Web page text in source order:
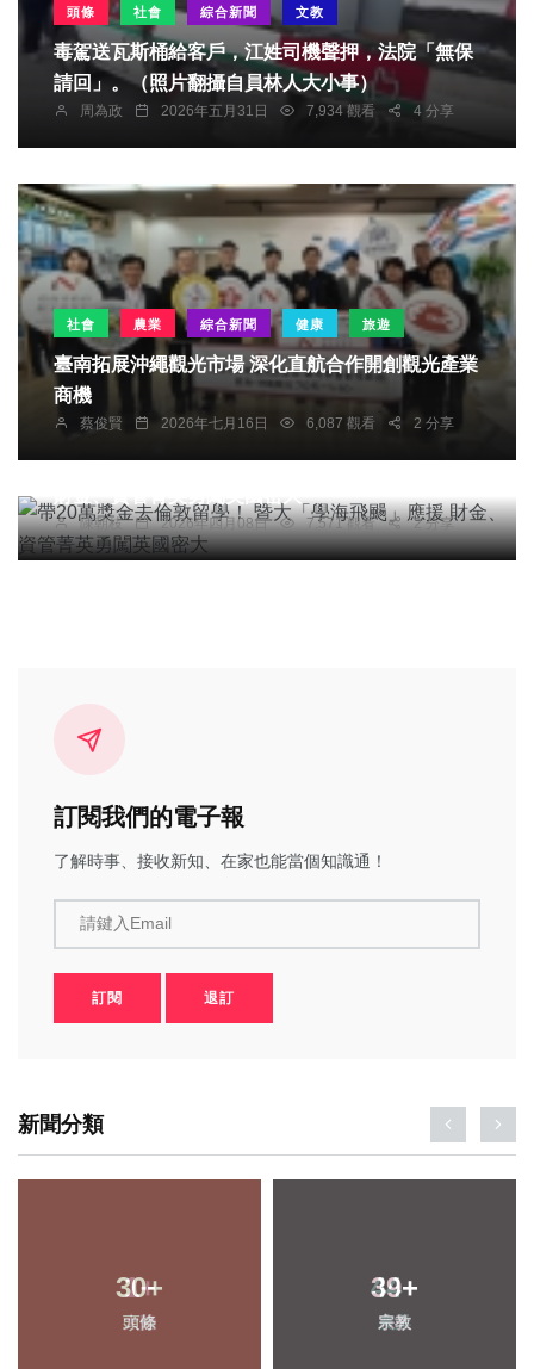
頭條 社會 綜合新聞 文教
毒駕送瓦斯桶給客戶，江姓司機聲押，法院「無保
請回」。（照片翻攝自員林人大小事）
周為政 2026年五月31日 7,934 觀看 4 分享
社會 農業 綜合新聞 健康 旅遊
臺南拓展沖繩觀光市場 深化直航合作開創觀光產業
商機
蔡俊賢 2026年七月16日 6,087 觀看 2 分享
文教
帶20萬獎金去倫敦留學！ 暨大「學海飛颺」應援
陳朝枝 2026年四月08日 7,571 觀看 2 分享
訂閱我們的電子報
了解時事、接收新知、在家也能當個知識通！
請鍵入Email
訂閱 退訂
新聞分類
30+
頭條
39+
宗教